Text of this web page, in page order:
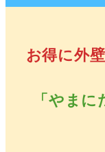
お得に外
「やまに